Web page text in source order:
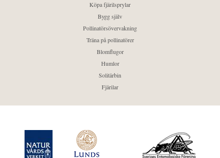
Köpa fjärilsprylar
Bygg själv
Pollinatörsövervakning
Träna på pollinatörer
Blomflugor
Humlor
Solitärbin
Fjärilar